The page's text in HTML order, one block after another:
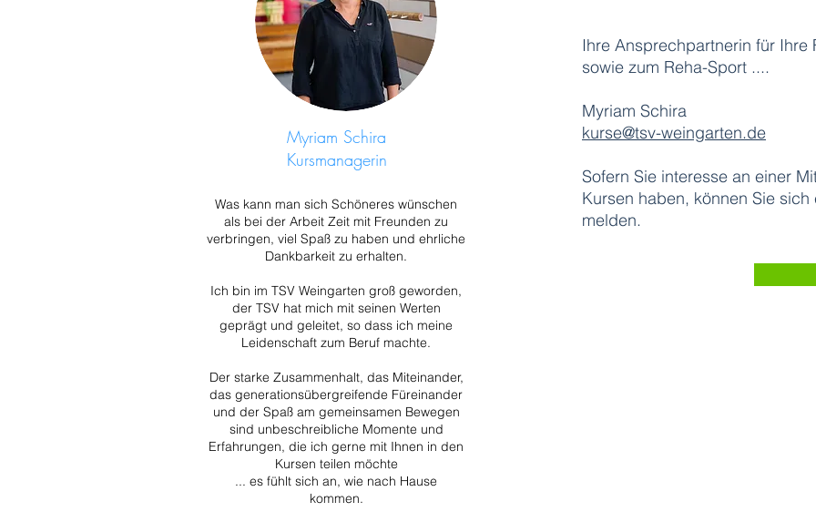
Ihre Ansprechpartnerin für Ihre
sowie zum Reha-Sport ....
Myriam Schira
kurse@tsv-weingarten.de
Sofern Sie interesse an einer
Kursen haben, können Sie
melden.
Was kann man sich Schöneres wünschen
als bei der Arbeit Zeit mit Freunden zu
verbringen, viel Spaß zu haben und ehrliche
Dankbarkeit zu erhalten.
Ich bin im TSV Weingarten groß geworden,
der TSV hat mich mit seinen Werten
geprägt und geleitet, so dass ich meine
Leidenschaft zum Beruf machte.
Der starke Zusammenhalt, das Miteinander,
das generationsübergreifende Füreinander
und der Spaß am gemeinsamen Bewegen
sind unbeschreibliche Momente und
Erfahrungen, die ich gerne mit Ihnen in den
Kursen teilen möchte
... es fühlt sich an, wie nach Hause
kommen.
Myriam Schira
Kursmanagerin